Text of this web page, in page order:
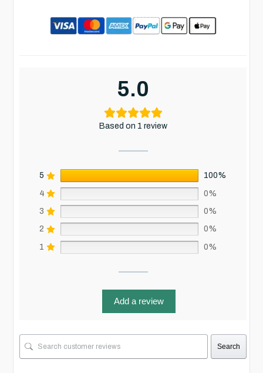
5.0
Based on 1 review
5 100%
4 0%
3 0%
2 0%
1 0%
Add a review
Search